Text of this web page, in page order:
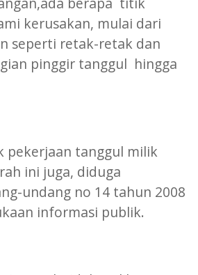
kerusakan, mulai dari
seperti retak-retak dan
pinggir tanggul hingga
pekerjaan tanggul milik
ini juga, diduga
undang no 14 tahun 2008
informasi publik.